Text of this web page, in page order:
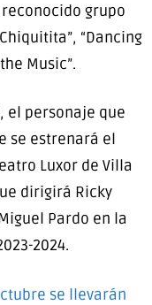
grupo
“Dancing
Music”.
el personaje que
se estrenará el
Luxor de Villa
dirigirá Ricky
Pardo en la
2024.
se llevarán